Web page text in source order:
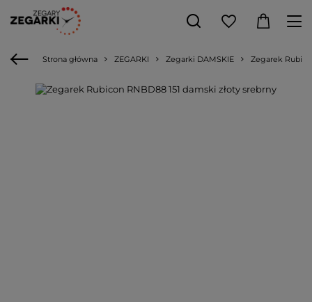
Strona główna ZEGARKI Zegarki DAMSKIE Zegarek